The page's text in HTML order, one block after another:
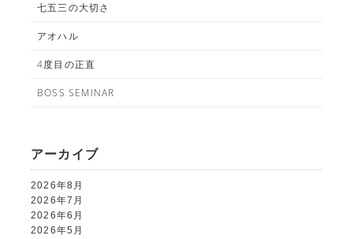
七五三の大切さ
アオハル
4度目の正直
BOSS SEMINAR
アーカイブ
2026年8月
2026年7月
2026年6月
2026年5月